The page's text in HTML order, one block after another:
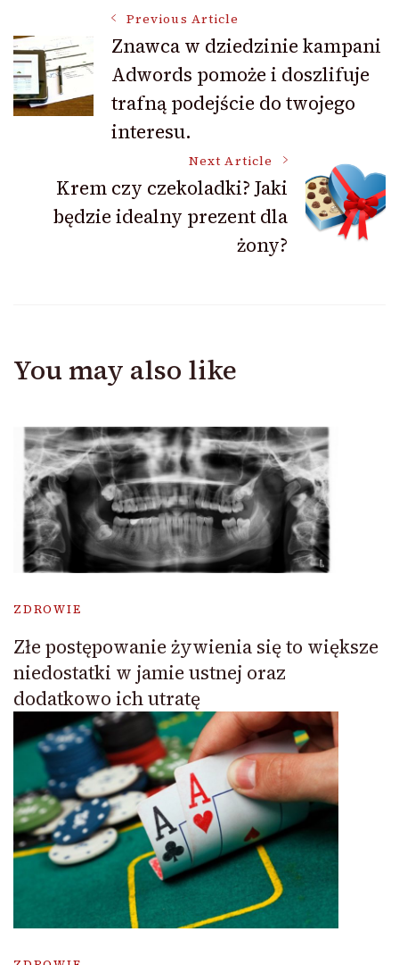
Post
Navigation
Previous Article
Znawca w dziedzinie kampani
Adwords pomoże i doszlifuje
trafną podejście do twojego
interesu.
Next Article
Krem czy czekoladki? Jaki
będzie idealny prezent dla
żony?
You may also like
ZDROWIE
Złe postępowanie żywienia się to większe
niedostatki w jamie ustnej oraz
dodatkowo ich utratę